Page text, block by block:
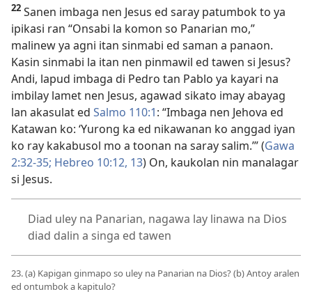
22 Sanen imbaga nen Jesus ed saray patumbok to ya
ipikasi ran “Onsabi la komon so Panarian mo,”
malinew ya agni itan sinmabi ed saman a panaon.
Kasin sinmabi la itan nen pinmawil ed tawen si Jesus?
Andi, lapud imbaga di Pedro tan Pablo ya kayari na
imbilay lamet nen Jesus, agawad sikato imay abayag
lan akasulat ed Salmo 110:1: “Imbaga nen Jehova ed
Katawan ko: ‘Yurong ka ed nikawanan ko anggad iyan
ko ray kakabusol mo a toonan na saray salim.’” (Gawa
2:32-35; Hebreo 10:12, 13) On, kaukolan nin manalagar
si Jesus.
Diad uley na Panarian, nagawa lay linawa na Dios
diad dalin a singa ed tawen
23. (a) Kapigan ginmapo so uley na Panarian na Dios? (b) Antoy aralen
ed ontumbok a kapitulo?